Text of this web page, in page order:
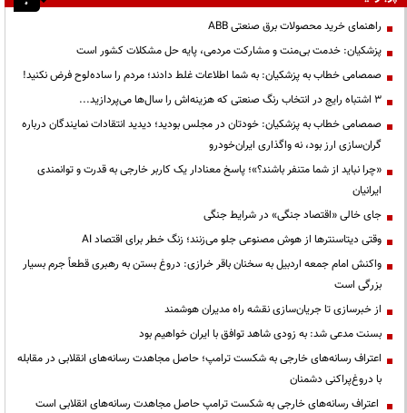
راهنمای خرید محصولات برق صنعتی ABB
پزشکیان: خدمت بی‌منت و مشارکت مردمی، پایه حل مشکلات کشور است
صمصامی خطاب به پزشکیان: به شما اطلاعات غلط دادند؛ مردم را ساده‌لوح فرض نکنید!
3 اشتباه رایج در انتخاب رنگ صنعتی که هزینه‌اش را سال‌ها می‌پردازید...
صمصامی خطاب به پزشکیان: خودتان در مجلس بودید؛ دیدید انتقادات نمایندگان درباره
گران‌سازی ارز بود، نه واگذاری ایران‌خودرو
«چرا نباید از شما متنفر باشند؟»؛ پاسخ معنادار یک کاربر خارجی به قدرت و توانمندی
ایرانیان
جای خالی «اقتصاد جنگی» در شرایط جنگی
وقتی دیتاسنترها از هوش مصنوعی جلو می‌زنند؛ زنگ خطر برای اقتصاد AI
واکنش امام جمعه اردبیل به سخنان باقر خرازی: دروغ بستن به رهبری قطعاً جرم بسیار
بزرگی است
از خبرسازی تا جریان‌سازی نقشه راه مدیران هوشمند
بسنت مدعی شد: به زودی شاهد توافق با ایران خواهیم بود
اعتراف رسانه‌های خارجی به شکست ترامپ؛ حاصل مجاهدت رسانه‌های انقلابی در مقابله
با دروغ‌پراکنی دشمنان
اعتراف رسانه‌های خارجی به شکست ترامپ حاصل مجاهدت رسانه‌های انقلابی است